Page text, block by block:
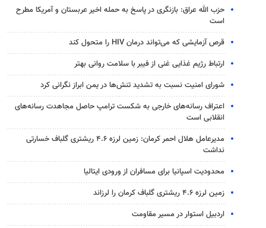
حزب الله عراق: بازنگری در پاسخ به حمله اخیر عربستان و آمریکا مطرح
است
قرص آزمایشی که می‌تواند درمان HIV را متحول کند
ارتباط رژیم غذایی غنی از فیبر با سلامت روانی بهتر
شورای امنیت نسبت به تشدید تنش‌ها در یمن ابراز نگرانی کرد
اعتراف رسانه‌های خارجی به شکست ترامپ حاصل مجاهدت رسانه‌های
انقلابی است
مدیرعامل هلال احمر کرمان: زمین لرزه ۴.۶ ریشتری گلباف خسارتی
نداشت
محدودیت اسپانیا برای مسافران از ورودی ایتالیا
زمین لرزه ۴.۶ ریشتری گلباف کرمان را لرزاند
اردبیل استوار در مسیر مقاومت